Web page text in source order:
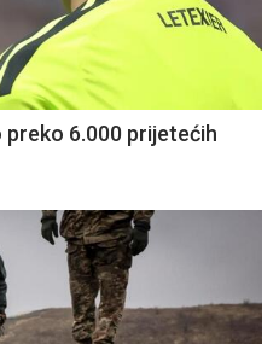
preko 6.000 prijetećih